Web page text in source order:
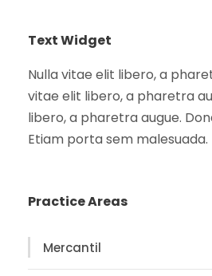
Text Widget
Nulla vitae elit libero, a
vitae elit libero, a pharetra
libero, a pharetra augue.
Etiam porta sem malesuada.
Practice Areas
Mercantil